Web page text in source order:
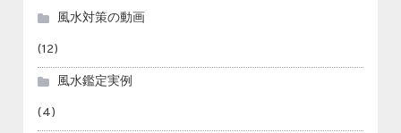
風水対策の動画
(12)
風水鑑定実例
(4)